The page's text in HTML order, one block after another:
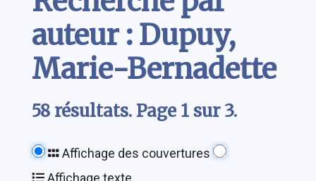
auteur : Dupuy,
Marie-Bernadette
58 résultats. Page 1 sur 3.
Affichage des couvertures